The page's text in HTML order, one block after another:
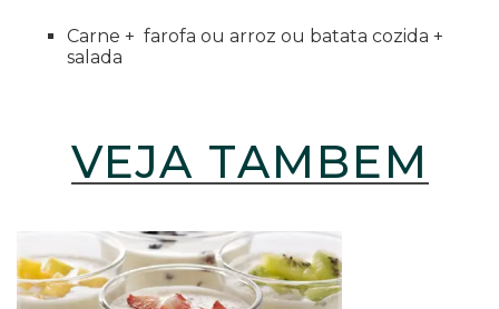
Carne + farofa ou arroz ou batata cozida +
salada
VEJA TAMBÉM